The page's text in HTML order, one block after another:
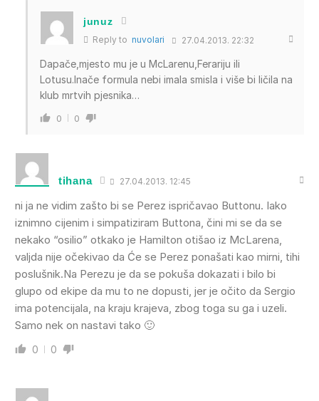
junuz
Reply to nuvolari 27.04.2013. 22:32
Dapače,mjesto mu je u McLarenu,Ferariju ili
Lotusu.Inače formula nebi imala smisla i više bi ličila na
klub mrtvih pjesnika…
0 0
tihana 27.04.2013. 12:45
ni ja ne vidim zašto bi se Perez ispričavao Buttonu. Iako
iznimno cijenim i simpatiziram Buttona, čini mi se da se
nekako “osilio” otkako je Hamilton otišao iz McLarena,
valjda nije očekivao da Će se Perez ponašati kao mirni, tihi
poslušnik.Na Perezu je da se pokuša dokazati i bilo bi
glupo od ekipe da mu to ne dopusti, jer je očito da Sergio
ima potencijala, na kraju krajeva, zbog toga su ga i uzeli.
Samo nek on nastavi tako 🙂
0 0